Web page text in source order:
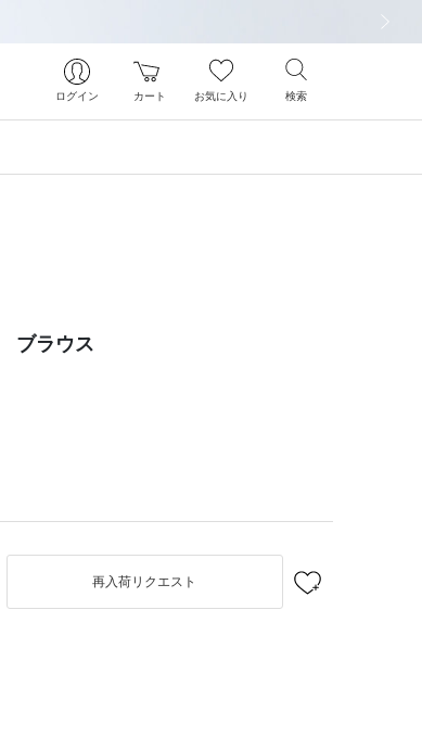
ログイン カート お気に入り 検索
ブラウス
再入荷リクエスト